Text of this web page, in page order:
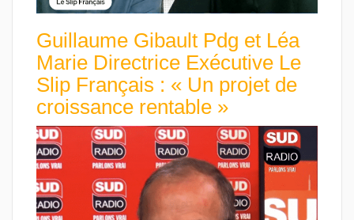
Guillaume Gibault Pdg et Léa
Marie Directrice Exécutive Le
Slip Français : « Un projet de
croissance rentable »